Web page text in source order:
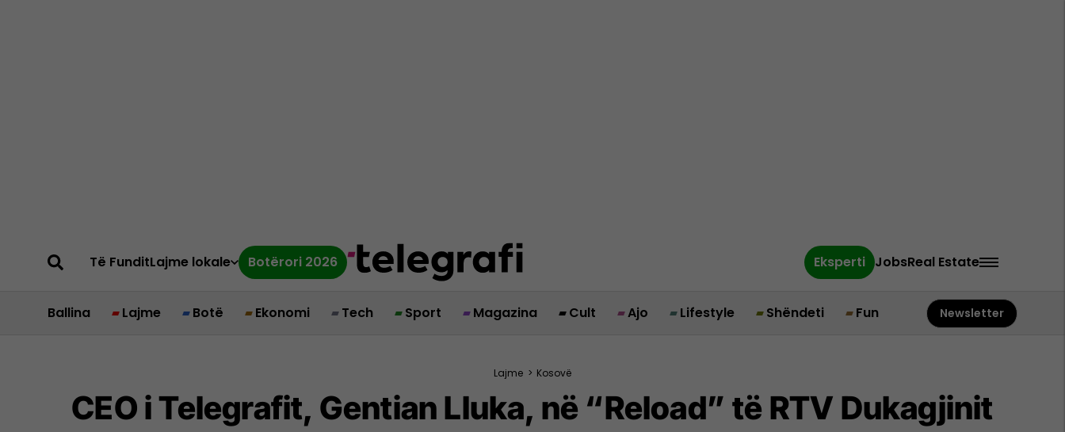
Të FunditLajme lokale Botërori 2026 Eksperti JobsReal Estate
Ballina Lajme Botë Ekonomi Tech Sport Magazina Cult Ajo Lifestyle Shëndeti Fun Newsletter
Lajme > Kosovë
CEO i Telegrafit, Gentian Lluka, në “Reload” të RTV Dukagjinit